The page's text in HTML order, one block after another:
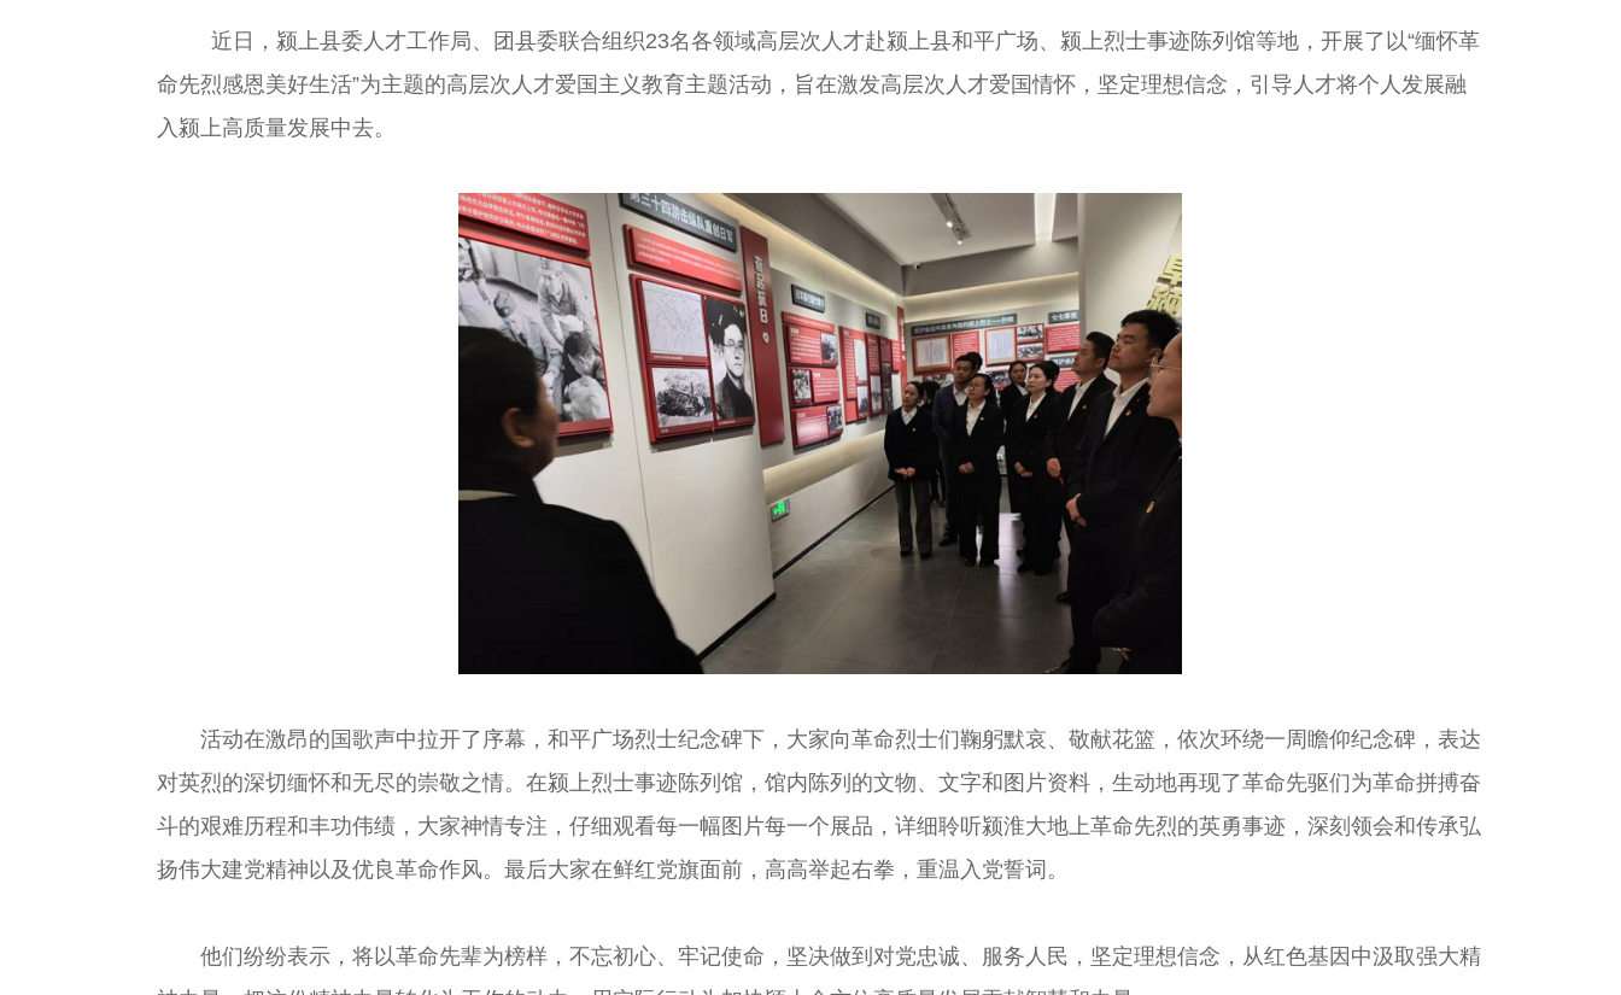
近日，颍上县委人才工作局、团县委联合组织23名各领域高层次人才赴颍上县和平广场、颍上烈士事迹陈列馆等地，开展了以“缅怀革
命先烈感恩美好生活”为主题的高层次人才爱国主义教育主题活动，旨在激发高层次人才爱国情怀，坚定理想信念，引导人才将个人发展融
入颍上高质量发展中去。
活动在激昂的国歌声中拉开了序幕，和平广场烈士纪念碑下，大家向革命烈士们鞠躬默哀、敬献花篮，依次环绕一周瞻仰纪念碑，表达
对英烈的深切缅怀和无尽的崇敬之情。在颍上烈士事迹陈列馆，馆内陈列的文物、文字和图片资料，生动地再现了革命先驱们为革命拼搏奋
斗的艰难历程和丰功伟绩，大家神情专注，仔细观看每一幅图片每一个展品，详细聆听颍淮大地上革命先烈的英勇事迹，深刻领会和传承弘
扬伟大建党精神以及优良革命作风。最后大家在鲜红党旗面前，高高举起右拳，重温入党誓词。
他们纷纷表示，将以革命先辈为榜样，不忘初心、牢记使命，坚决做到对党忠诚、服务人民，坚定理想信念，从红色基因中汲取强大精